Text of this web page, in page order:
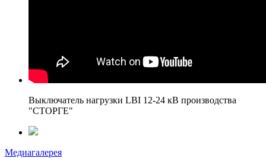
Выключатель нагрузки LBI 12-24 кВ производства
"СТОРГЕ"
Медиагалерея